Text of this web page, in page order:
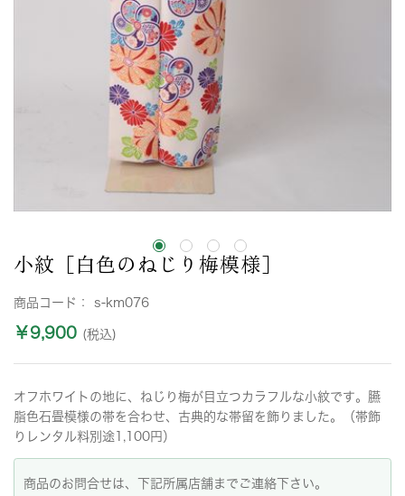
小紋［白色のねじり梅模様］
商品コード： s-km076
￥9,900 (税込)
オフホワイトの地に、ねじり梅が目立つカラフルな小紋です。臙
脂色石畳模様の帯を合わせ、古典的な帯留を飾りました。（帯飾
りレンタル料別途1,100円）
商品のお問合せは、下記所属店舗までご連絡下さい。